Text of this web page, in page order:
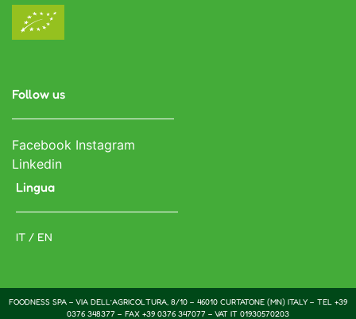
Follow us
Facebook Instagram
Linkedin
Lingua
IT / EN
FOODNESS SPA – VIA DELL’AGRICOLTURA, 8/10 – 46010 CURTATONE (MN) ITALY – TEL +39
0376 348377 – FAX +39 0376 347077 – VAT IT 01930570203